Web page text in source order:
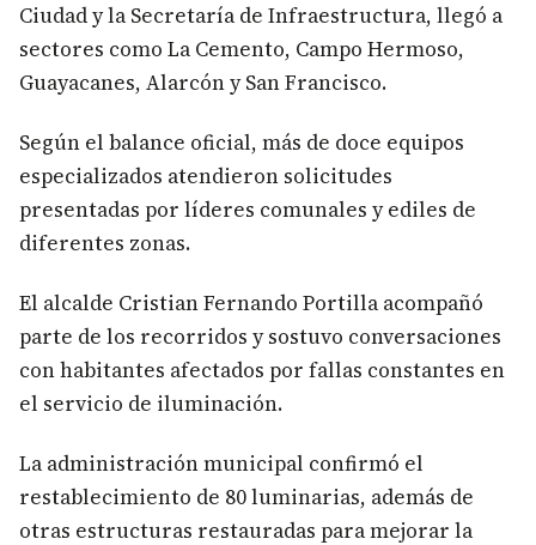
Ciudad y la Secretaría de Infraestructura, llegó a
sectores como La Cemento, Campo Hermoso,
Guayacanes, Alarcón y San Francisco.
Según el balance oficial, más de doce equipos
especializados atendieron solicitudes
presentadas por líderes comunales y ediles de
diferentes zonas.
El alcalde Cristian Fernando Portilla acompañó
parte de los recorridos y sostuvo conversaciones
con habitantes afectados por fallas constantes en
el servicio de iluminación.
La administración municipal confirmó el
restablecimiento de 80 luminarias, además de
otras estructuras restauradas para mejorar la